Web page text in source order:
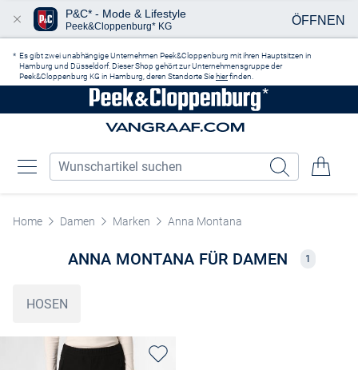
Es gibt zwei unabhängige Unternehmen Peek&Cloppenburg mit ihren Hauptsitzen in
Hamburg und Düsseldorf. Dieser Shop gehört zur Unternehmensgruppe der
Peek&Cloppenburg KG in Hamburg, deren Standorte Sie hierfinden.
Home Damen Marken Anna Montana
ANNA MONTANA FÜR DAMEN 1
HOSEN
P&C* - Mode & Lifestyle
Peek&Cloppenburg* KG ÖFFNEN